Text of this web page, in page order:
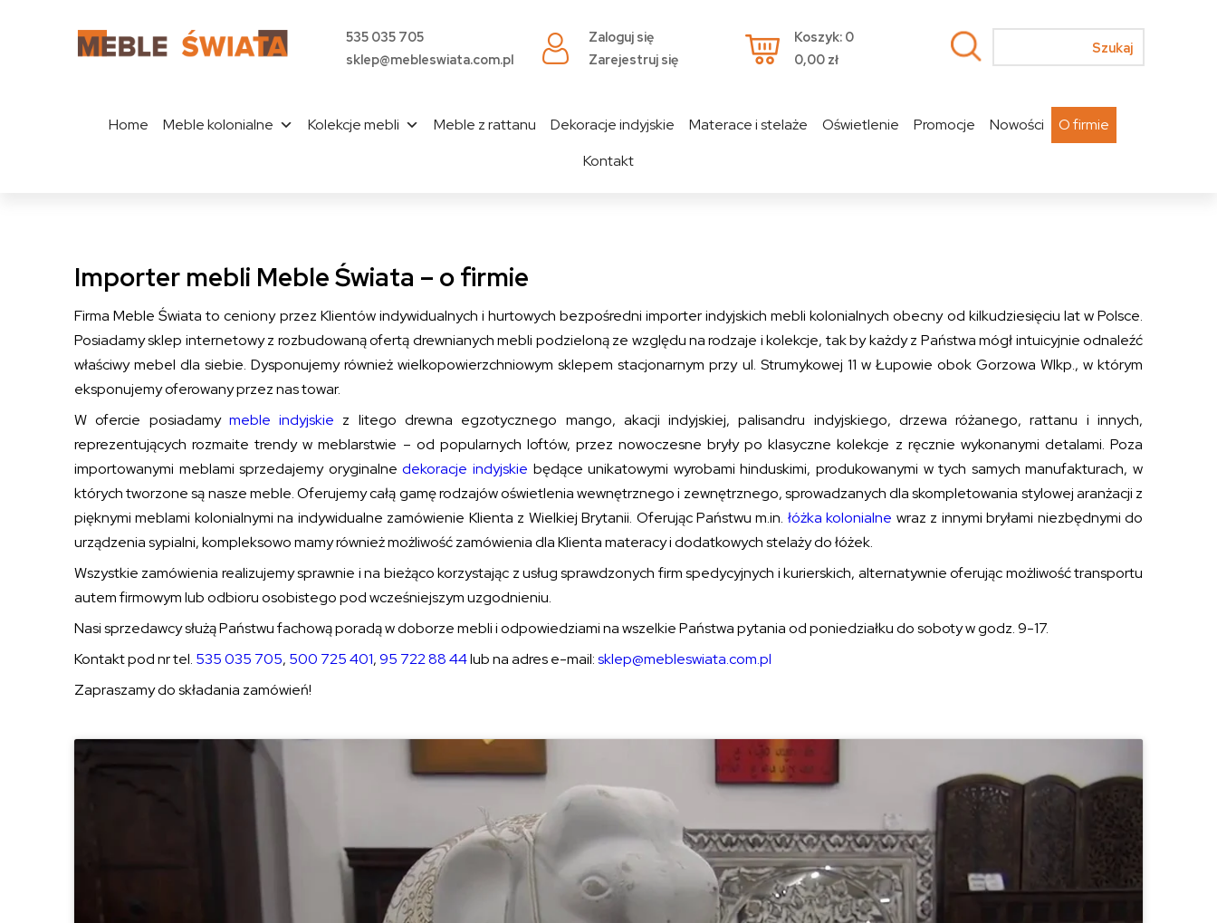
535 035 705
sklep@mebleswiata.com.pl
Zaloguj się
Zarejestruj się
Koszyk: 0
0,00 zł
Home Meble kolonialne Kolekcje mebli Meble z rattanu Dekoracje indyjskie Materace i stelaże Oświetlenie Promocje Nowości
O firmie
Kontakt
Importer mebli Meble Świata – o firmie
Firma Meble Świata to ceniony przez Klientów indywidualnych i hurtowych bezpośredni importer indyjskich mebli kolonialnych obecny od kilkudziesięciu lat w Polsce.
Posiadamy sklep internetowy z rozbudowaną ofertą drewnianych mebli podzieloną ze względu na rodzaje i kolekcje, tak by każdy z Państwa mógł intuicyjnie odnaleźć
właściwy mebel dla siebie. Dysponujemy również wielkopowierzchniowym sklepem stacjonarnym przy ul. Strumykowej 11 w Łupowie obok Gorzowa Wlkp., w którym
eksponujemy oferowany przez nas towar.
W ofercie posiadamy meble indyjskie z litego drewna egzotycznego mango, akacji indyjskiej, palisandru indyjskiego, drzewa różanego, rattanu i innych,
reprezentujących rozmaite trendy w meblarstwie – od popularnych loftów, przez nowoczesne bryły po klasyczne kolekcje z ręcznie wykonanymi detalami. Poza
importowanymi meblami sprzedajemy oryginalnedekoracje indyjskie będące unikatowymi wyrobami hinduskimi, produkowanymi w tych samych manufakturach, w
których tworzone są nasze meble. Oferujemy całą gamę rodzajów oświetlenia wewnętrznego i zewnętrznego, sprowadzanych dla skompletowania stylowej aranżacji z
pięknymi meblami kolonialnymi na indywidualne zamówienie Klienta z Wielkiej Brytanii. Oferując Państwu m.in. łóżka kolonialne wraz z innymi bryłami niezbędnymi do
urządzenia sypialni, kompleksowo mamy również możliwość zamówienia dla Klienta materacy i dodatkowych stelaży do łóżek.
Wszystkie zamówienia realizujemy sprawnie i na bieżąco korzystając z usług sprawdzonych firm spedycyjnych i kurierskich, alternatywnie oferując możliwość transportu
autem firmowym lub odbioru osobistego pod wcześniejszym uzgodnieniu.
Nasi sprzedawcy służą Państwu fachową poradą w doborze mebli i odpowiedziami na wszelkie Państwa pytania od poniedziałku do soboty w godz. 9-17.
Kontakt pod nr tel. 535 035 705, 500 725 401,95 722 88 44lub na adres e-mail:sklep@mebleswiata.com.pl
Zapraszamy do składania zamówień!